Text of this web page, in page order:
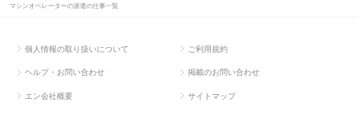
マシンオペレーターの派遣の仕事一覧
個人情報の取り扱いについて ご利用規約
ヘルプ・お問い合わせ 掲載のお問い合わせ
エン会社概要 サイトマップ